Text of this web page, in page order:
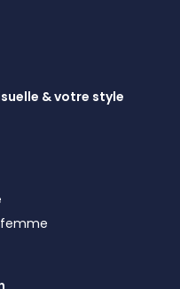
& votre style